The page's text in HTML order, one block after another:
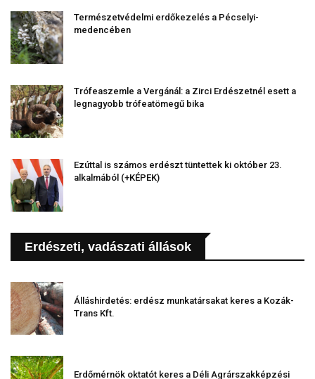
Természetvédelmi erdőkezelés a Pécselyi-
medencében
Trófeaszemle a Vergánál: a Zirci Erdészetnél esett a
legnagyobb trófeatömegű bika
Ezúttal is számos erdészt tüntettek ki október 23.
alkalmából (+KÉPEK)
Erdészeti, vadászati állások
Álláshirdetés: erdész munkatársakat keres a Kozák-
Trans Kft.
Erdőmérnök oktatót keres a Déli Agrárszakképzési